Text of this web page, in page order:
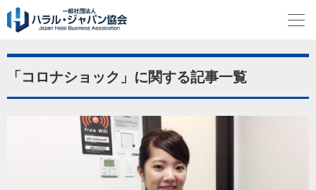
「コロナショック」に関する記事一覧